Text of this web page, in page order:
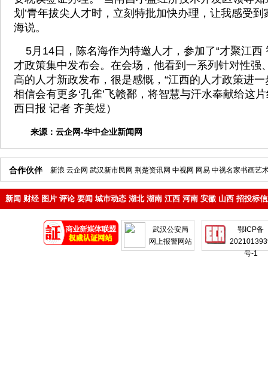
划’青年拔尖人才时，立刻特批加快办理，让我感受到
海说。
5月14日，陈名海作为特邀人才，参加了“才聚江西
才政策集中发布会。在会场，他看到一系列针对性强
高的人才新政发布，很是感慨，“江西的人才政策进
相信会有更多‘孔雀’飞赣鄱，将智慧与汗水奉献给这
西日报 记者 齐美煜）
来源： 云企网-华中企业新闻网
合作伙伴 新浪 云企网 武汉新市民网 荆楚资讯网 中视网 网易 中视名家书画艺
新闻 财经 图片 评论 要闻 城市动态 湖北 湖南 江西 河南 安徽 山西 招投标
武汉公安局
网上报警网站
鄂ICP备
号-1